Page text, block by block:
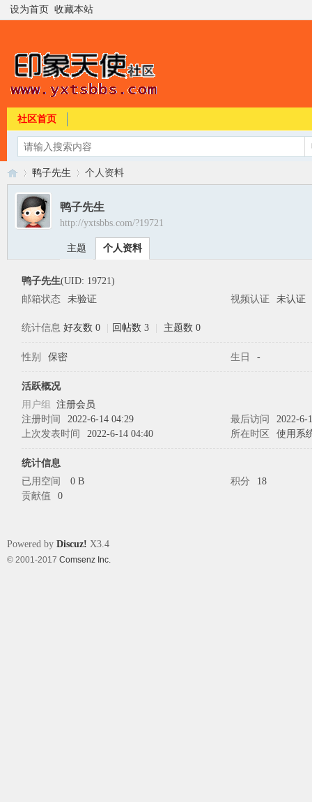
设为首页 收藏本站
社区首页
›
鸭子先生 个人资料
鸭子先生
http://yxtsbbs.com/?19721
主题 个人资料
鸭子先生(UID: 19721)
邮箱状态
未验证 视频认证 未认证
统计信息 好友数 0 回帖数 3 主题数 0
性别 保密 生日 -
活跃概况
用户组 注册会员
注册时间
2022-6-14 04:29 最后访问
2022-6-
上次发表时间
2022-6-14 04:40 所在时区 使用系
统计信息
已用空间
0 B 积分
18
贡献值
0
Powered by Discuz! X3.4
© 2001-2017 Comsenz Inc.